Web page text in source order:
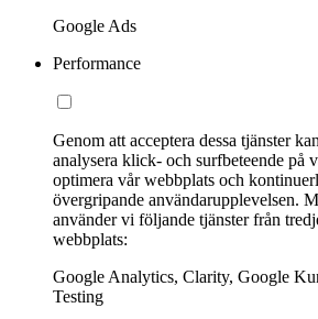
Google Ads
Performance
Genom att acceptera dessa tjänster
analysera klick- och surfbeteende på
optimera vår webbplats och
övergripande användarupplevelsen.
använder vi följande tjänster från
webbplats:
Google Analytics, Clarity, Google
Testing